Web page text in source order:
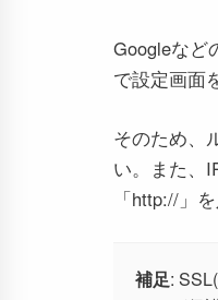
Googleなど
で設定画面
そのため、
い。また、
「http://」
補足: